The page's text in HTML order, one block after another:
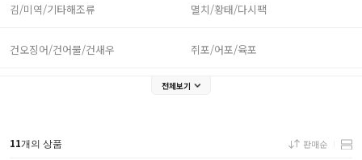
김/미역/기타해조류 멸치/황태/다시팩
건오징어/건어물/건새우 쥐포/어포/육포
전체보기
11개의 상품 판매순